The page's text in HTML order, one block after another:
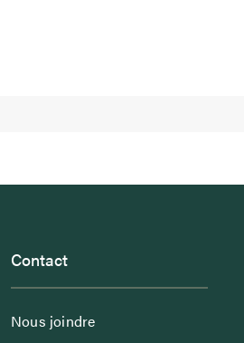
Contact
Nous joindre